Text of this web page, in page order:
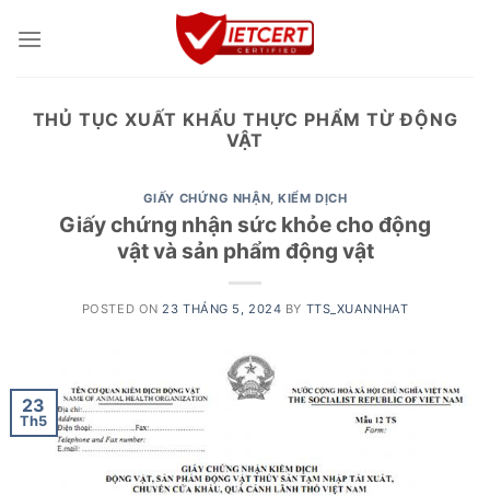
THỦ TỤC XUẤT KHẨU THỰC PHẨM TỪ ĐỘNG
VẬT
GIẤY CHỨNG NHẬN,KIỂM DỊCH
Giấy chứng nhận sức khỏe cho động
vật và sản phẩm động vật
POSTED ON 23 THÁNG 5, 2024 BY TTS_XUANNHAT
23
Th5